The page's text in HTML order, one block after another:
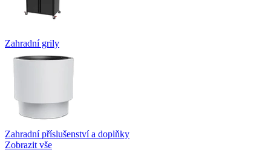
Zahradní grily
Zahradní příslušenství a doplňky
Zobrazit vše